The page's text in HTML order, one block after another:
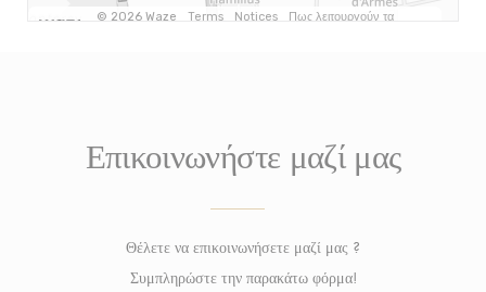
Επικοινωνήστε μαζί μας
Θέλετε να επικοινωνήσετε μαζί μας ?
Συμπληρώστε την παρακάτω φόρμα!